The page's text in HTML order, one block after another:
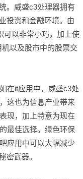
。威盛c3处理器拥有
投资和金融环境。由
可以非常小巧，加上使
以及股市中的股票交
在it应用中，威盛c3处
这也为信息产业带来
现，加上特意为现在
最佳选择。绿色环保
应用中可以大幅减少
密武器。